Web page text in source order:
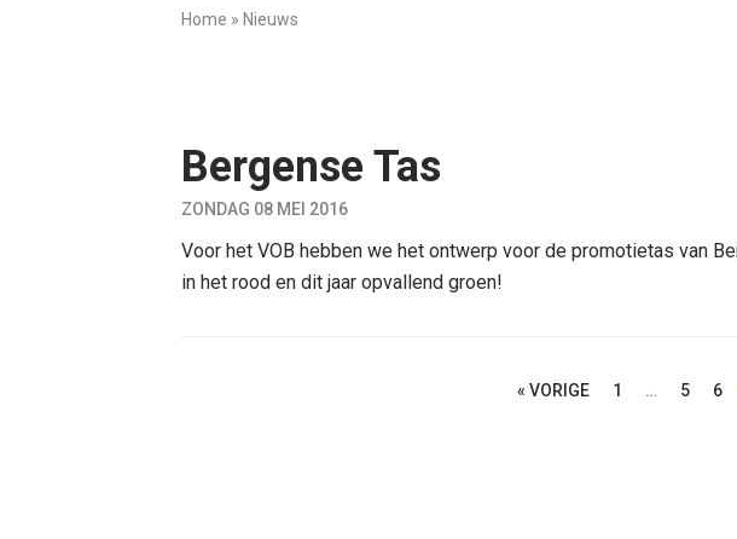
Home » Nieuws
Bergense Tas
ZONDAG 08 MEI 2016
Voor het VOB hebben we het ontwerp voor de promotietas van
in het rood en dit jaar opvallend groen!
« VORIGE 1 … 5 6